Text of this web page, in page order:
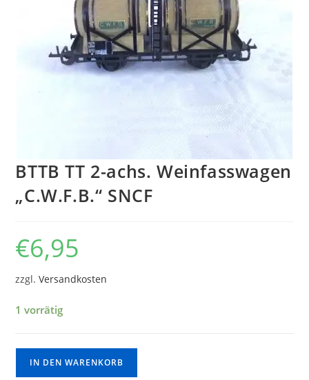
BTTB TT 2-achs. Weinfasswagen
„C.W.F.B.“ SNCF
€6,95
zzgl.Versandkosten
1 vorrätig
IN DEN WARENKORB